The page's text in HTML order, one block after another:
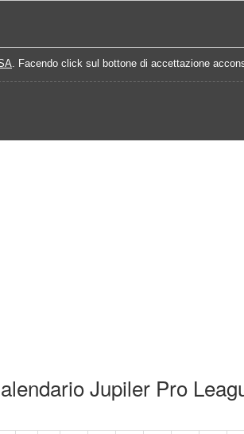
. Facendo click sul bottone di accettazione
Jupiler Pro